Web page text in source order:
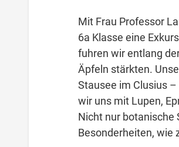
Mit Frau Professor
6a Klasse eine
fuhren wir entlang
Äpfeln stärkten.
Stausee im Clusius
wir uns mit Lupen,
Nicht nur botanische
Besonderheiten, wie